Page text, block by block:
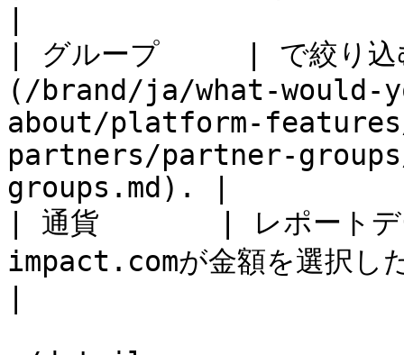
| グループ     | で絞り込
(/brand/ja/what-
about/platform-
partners/partner-
groups.md). |
| 通貨       | レポートデー
impact.comが金額を選択し